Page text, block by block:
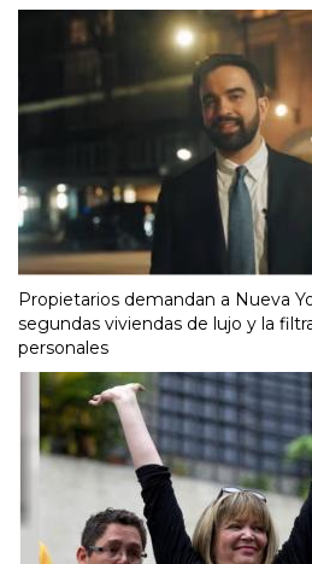
Propietarios demandan a Nueva
segundas viviendas de lujo y la
personales